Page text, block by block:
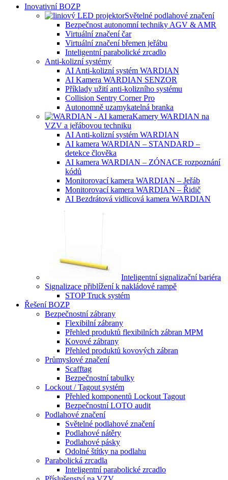
Inovativní BOZP
Světelné podlahové značení
Bezpečnost autonomní techniky AGV & AMR
Virtuální značení čar
Virtuální značení břemen jeřábu
Inteligentní parabolické zrcadlo
Anti-kolizní systémy
AI Anti-kolizní systém WARDIAN
AI Kamera WARDIAN SENZOR
Příklady užití anti-kolizního systému
Collision Sentry Corner Pro
Autonomně uzamykatelná branka
Kamery WARDIAN na
VZV a jeřábovou techniku
AI Anti-kolizní systém WARDIAN
AI kamera WARDIAN – STANDARD –
detekce člověka
AI kamera WARDIAN – ZÓNACE rozpoznání
kódů
Monitorovací kamera WARDIAN – Jeřáb
Monitorovací kamera WARDIAN – Řidič
AI Bezdrátová vidlicová kamera WARDIAN
Inteligentní signalizační bariéra
Signalizace přiblížení k nakládové rampě
STOP Truck systém
Řešení BOZP
Bezpečnostní zábrany
Flexibilní zábrany
Přehled produktů flexibilních zábran MPM
Kovové zábrany
Přehled produktů kovových zábran
Průmyslové značení
Scafftag
Bezpečnostní tabulky
Lockout / Tagout systém
Přehled komponentů Lockout Tagout
Bezpečnostní LOTO audit
Podlahové značení
Světelné podlahové značení
Podlahové nátěry
Podlahové pásky
Odolné štítky na podlahu
Parabolická zrcadla
Inteligentní parabolické zrcadlo